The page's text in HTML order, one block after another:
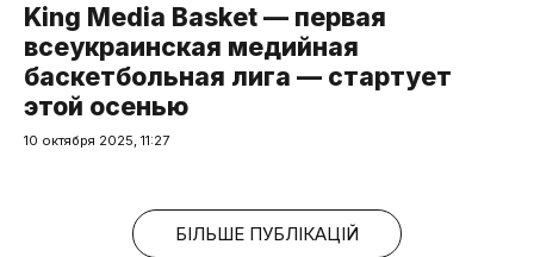
King Media Basket — первая
всеукраинская медийная
баскетбольная лига — стартует
этой осенью
10 октября 2025, 11:27
БІЛЬШЕ ПУБЛІКАЦІЙ